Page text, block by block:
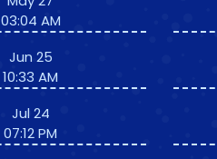
03:04 AM
Jun 25
10:33 AM
Jul 24
07:12 PM